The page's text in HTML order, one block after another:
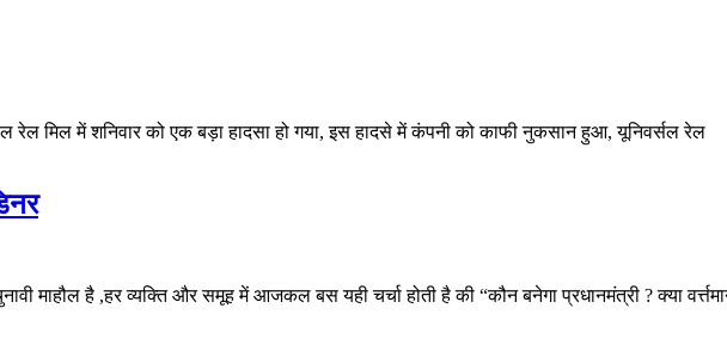
रेल मिल में शनिवार को एक बड़ा हादसा हो गया, इस हादसे में कंपनी को काफी नुकसान हुआ, यूनिवर्सल रेल
माहौल है ,हर व्यक्ति और समूह में आजकल बस यही चर्चा होती है की “कौन बनेगा प्रधानमंत्री ? क्या